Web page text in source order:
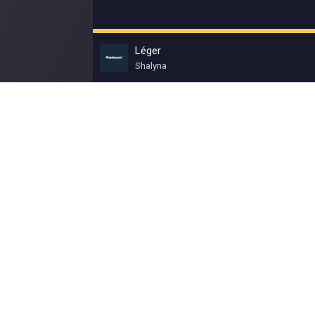
Léger
Shalyna